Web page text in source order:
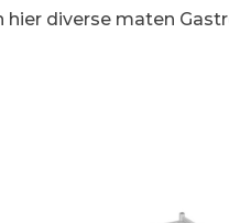
diverse maten